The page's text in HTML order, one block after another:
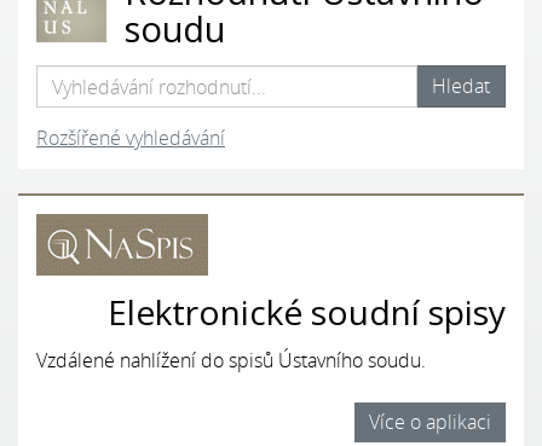
soudu
Rozšířené vyhledávání
Elektronické soudní spisy
Vzdálené nahlížení do spisů Ústavního soudu.
Více o aplikaci